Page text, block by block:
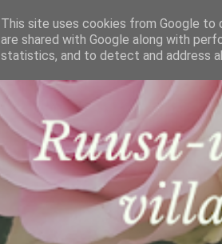
This site uses cookies from Google to
are shared with Google along with
statistics, and to detect and address